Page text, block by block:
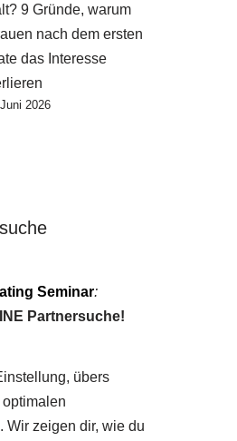
9 Gründe, warum
nach dem ersten
das Interesse
2026
Seminar:
Partnersuche!
übers
Wir zeigen dir, wie du